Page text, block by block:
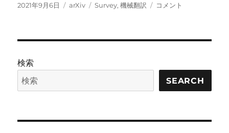
投
2021年9月6日
カ
arXiv
タ
Survey,機械翻訳
Survey
デ
タ
な
コメント
検索
SEARCH